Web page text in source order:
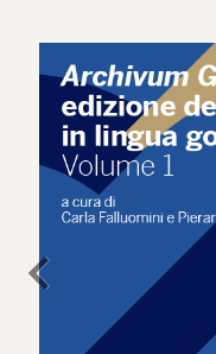
chevron_left